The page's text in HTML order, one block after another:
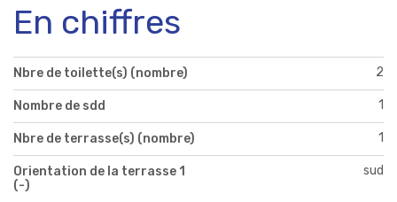
En chiffres
Nbre de toilette(s) (nombre) 2
Nombre de sdd 1
Nbre de terrasse(s) (nombre) 1
Orientation de la terrasse 1
(-)
sud